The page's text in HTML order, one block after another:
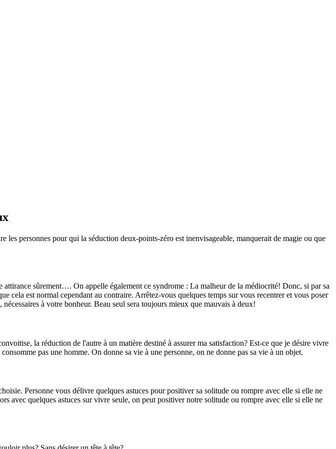
personnes pour qui la séduction deux-points-zéro est inenvisageable, manquerait de magie ou que
sûrement…. On appelle également ce syndrome : La malheur de la médiocrité! Donc, si par sa
cela est normal cependant au contraire. Arrêtez-vous quelques temps sur vous recentrer et vous poser
à votre bonheur. Beau seul sera toujours mieux que mauvais à deux!
la réduction de l'autre à un matière destiné à assurer ma satisfaction? Est-ce que je désire vivre
pas une homme. On donne sa vie à une personne, on ne donne pas sa vie à un objet.
Personne vous délivre quelques astuces pour positiver sa solitude ou rompre avec elle si elle ne
avec quelques astuces sur vivre seule, on peut positiver notre solitude ou rompre avec elle si elle ne